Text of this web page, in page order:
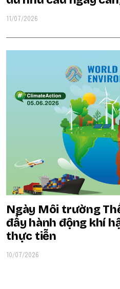
11/07/2026
Ngày Môi trường
đẩy hành động khí
thực tiễn
10/07/2026